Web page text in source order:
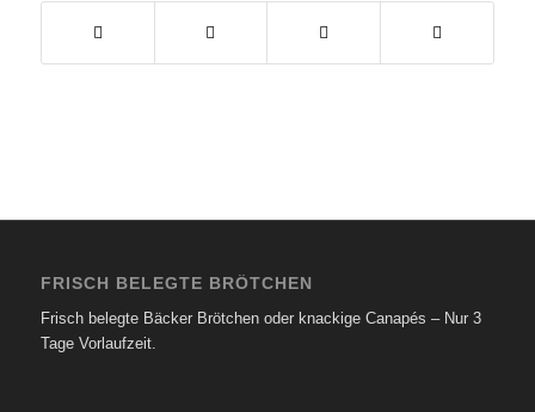
FRISCH BELEGTE BRÖTCHEN
Frisch belegte Bäcker Brötchen oder knackige Canapés – Nur 3
Tage Vorlaufzeit.